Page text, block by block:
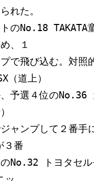
れた。
のNo.18 TAKATA
、１
で飛び込む。対照
（道上）
予選４位のNo.36
ャンプして２番
番
No.32 トヨタセ